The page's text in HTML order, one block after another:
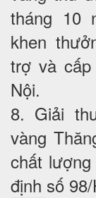
tháng 10
khen
trợ và cấp
Nội.
8. Giải
vàng
chất
định số